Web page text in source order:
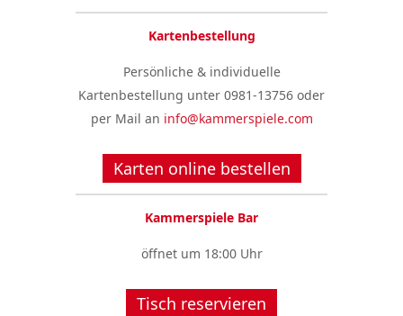
Kartenbestellung
Persönliche & individuelle
Kartenbestellung unter 0981-13756 oder
per Mail an info@kammerspiele.com
Karten online bestellen
Kammerspiele Bar
öffnet um 18:00 Uhr
Tisch reservieren